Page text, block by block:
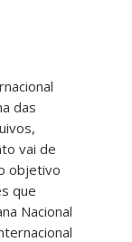
das
vai de
objetivo
que
Nacional